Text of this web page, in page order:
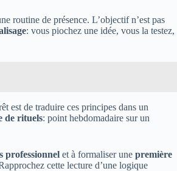
routine de présence. L’objectif n’est pas
: vous piochez une idée, vous la testez,
est de traduire ces principes dans un
de rituels: point hebdomadaire sur un
professionnel et à formaliser une première
cette lecture d’une logique